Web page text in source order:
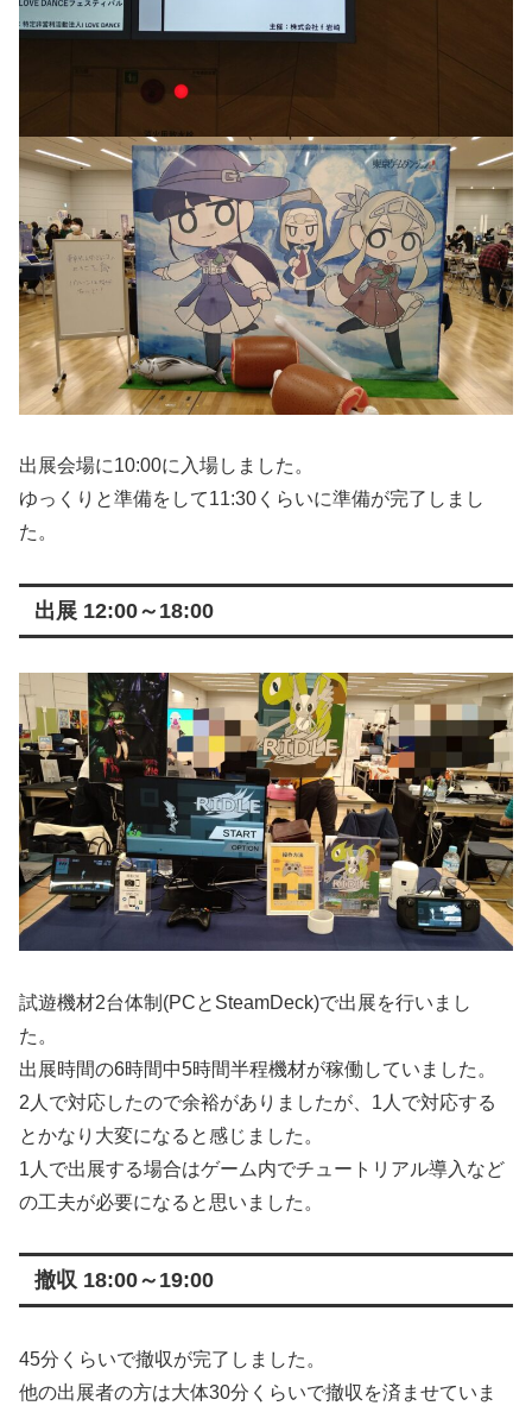
出展会場に10:00に入場しました。
ゆっくりと準備をして11:30くらいに準備が完了しまし
た。
出展 12:00～18:00
試遊機材2台体制(PCとSteamDeck)で出展を行いまし
た。
出展時間の6時間中5時間半程機材が稼働していました。
2人で対応したので余裕がありましたが、1人で対応する
とかなり大変になると感じました。
1人で出展する場合はゲーム内でチュートリアル導入など
の工夫が必要になると思いました。
撤収 18:00～19:00
45分くらいで撤収が完了しました。
他の出展者の方は大体30分くらいで撤収を済ませていま